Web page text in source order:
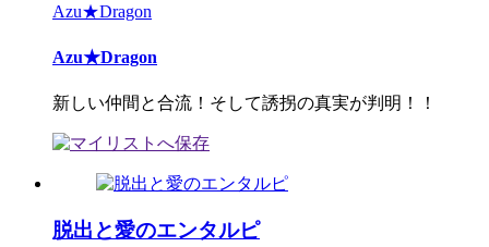
Azu★Dragon
Azu★Dragon
新しい仲間と合流！そして誘拐の真実が判明！！
脱出と愛のエンタルピ